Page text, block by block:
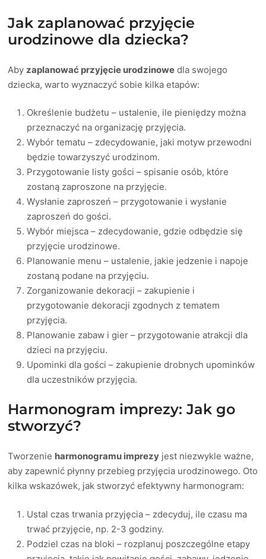
Jak zaplanować przyjęcie
urodzinowe dla dziecka?
Aby zaplanować przyjęcie urodzinowe dla swojego
dziecka, warto wyznaczyć sobie kilka etapów:
Określenie budżetu – ustalenie, ile pieniędzy można
przeznaczyć na organizację przyjęcia.
Wybór tematu – zdecydowanie, jaki motyw przewodni
będzie towarzyszyć urodzinom.
Przygotowanie listy gości – spisanie osób, które
zostaną zaproszone na przyjęcie.
Wysłanie zaproszeń – przygotowanie i wysłanie
zaproszeń do gości.
Wybór miejsca – zdecydowanie, gdzie odbędzie się
przyjęcie urodzinowe.
Planowanie menu – ustalenie, jakie jedzenie i napoje
zostaną podane na przyjęciu.
Zorganizowanie dekoracji – zakupienie i
przygotowanie dekoracji zgodnych z tematem
przyjęcia.
Planowanie zabaw i gier – przygotowanie atrakcji dla
dzieci na przyjęciu.
Upominki dla gości – zakupienie drobnych upominków
dla uczestników przyjęcia.
Harmonogram imprezy: Jak go
stworzyć?
Tworzenie harmonogramu imprezy jest niezwykle ważne,
aby zapewnić płynny przebieg przyjęcia urodzinowego. Oto
kilka wskazówek, jak stworzyć efektywny harmonogram:
Ustal czas trwania przyjęcia – zdecyduj, ile czasu ma
trwać przyjęcie, np. 2-3 godziny.
Podziel czas na bloki – rozplanuj poszczególne etapy